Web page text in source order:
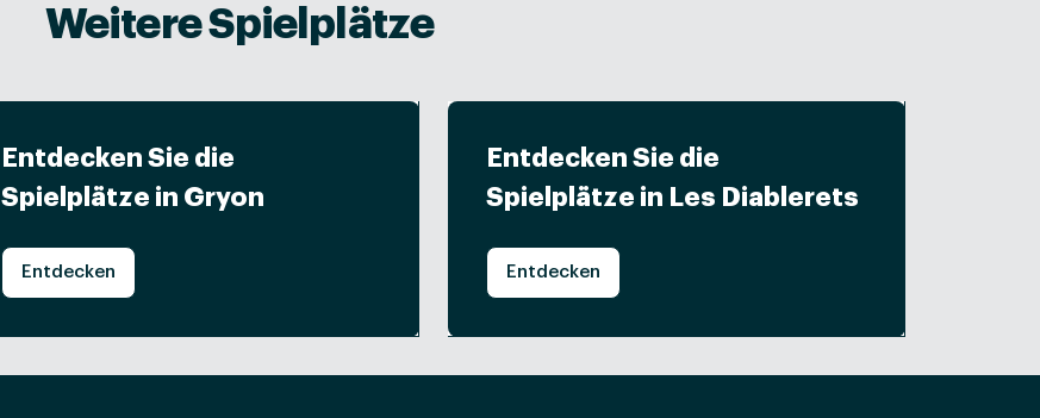
Weitere Spielplätze
Entdecken Sie die
Spielplätze in Gryon
Entdecken
Entdecken Sie die
Spielplätze in Les Diablerets
Entdecken